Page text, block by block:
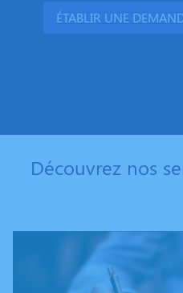
ÉTABLIR UNE
Découvrez nos